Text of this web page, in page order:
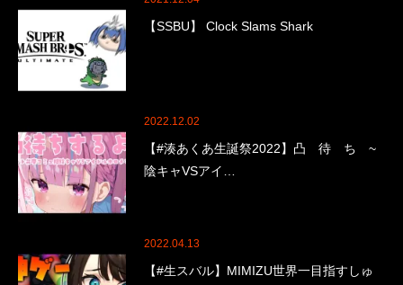
【SSBU】 Clock Slams Shark
2022.12.02
【#湊あくあ生誕祭2022】凸 待 ち ~
陰キャVSアイ…
2022.04.13
【#生スバル】MIMIZU世界一目指すしゅ